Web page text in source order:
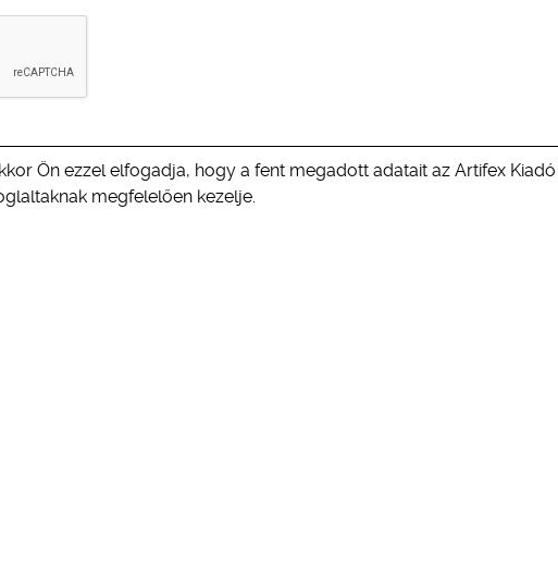
Ön ezzel elfogadja, hogy a fent megadott adatait az Artifex Kiadó
megfelelően kezelje.